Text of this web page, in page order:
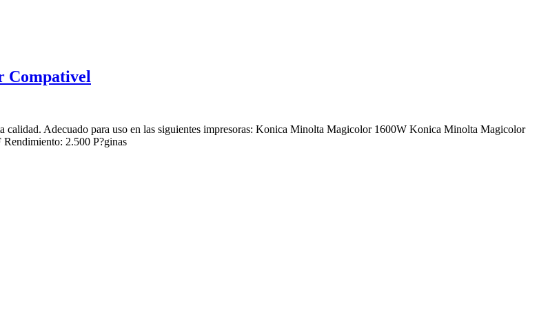
Compativel
Adecuado para uso en las siguientes impresoras: Konica Minolta Magicolor 1600W Konica Minolta Magicolor
2.500 P?ginas